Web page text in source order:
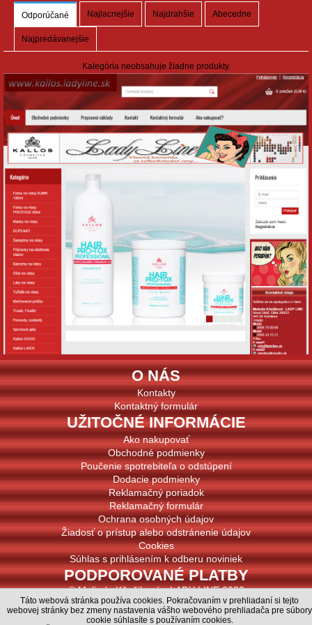
Odporúčané Najlacnejšie Najdrahšie Abecedne
Najpredávanejšie
Kategória neobsahuje žiadne produkty.
O NÁS
Kontakty
Kontaktný formulár
UŽITOČNÉ INFORMÁCIE
Ako nakupovať
Obchodné podmienky
Poučenie spotrebiteľa o odstúpení
Dodacie podmienky
Reklamačný poriadok
Reklamačný formulár
Ochrana osobných údajov
Žiadosť o prístup alebo odstránenie údajov
Cookies
Súhlas s prihlásením k odberu noviniek
PODPOROVANÉ PLATBY
© Melinda Kňažiková - LADY LINE 2020
© MiBe ESHOP 2020, verzia: 47
Táto webová stránka používa cookies. Pokračovaním v prehliadaní si tejto
webovej stránky bez zmeny nastavenia vášho webového prehliadača pre súbory
cookie súhlasíte s používaním cookies.